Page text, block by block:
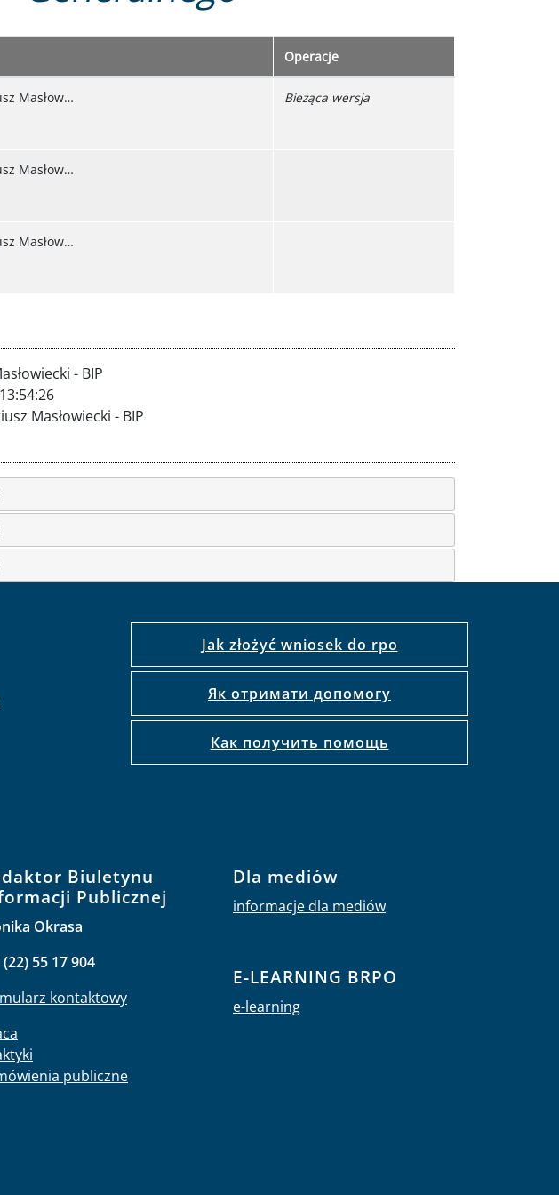
Operacje
Masłow…
Bieżąca wersja
Masłow…
Masłow…
- BIP
Masłowiecki - BIP
Jak złożyć wniosek do rpo
Як отримати допомогу
Как получить помощь
Biuletynu
Publicznej
Okrasa
(22) 55 17 904
kontaktowy
publiczne
Dla mediów
informacje dla mediów
E-LEARNING BRPO
e-learning